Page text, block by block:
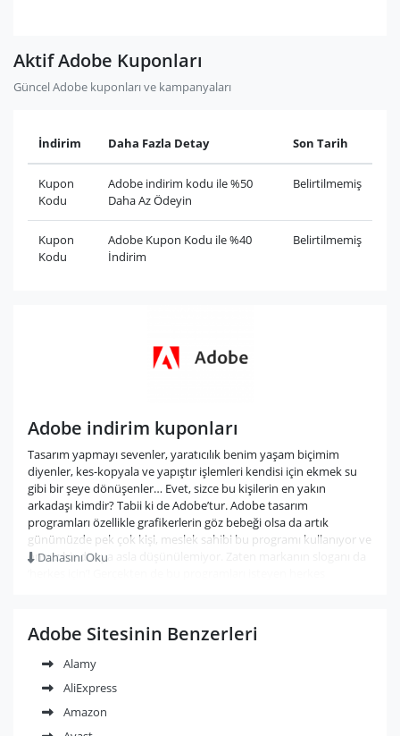
Aktif Adobe Kuponları
Güncel Adobe kuponları ve kampanyaları
İndirim Daha Fazla Detay Son Tarih
Kupon
Kodu
Adobe indirim kodu ile %50
Daha Az Ödeyin
Belirtilmemiş
Kupon
Kodu
Adobe Kupon Kodu ile %40
İndirim
Belirtilmemiş
Adobe indirim kuponları
Tasarım yapmayı sevenler, yaratıcılık benim yaşam biçimim
diyenler, kes-kopyala ve yapıştır işlemleri kendisi için ekmek su
gibi bir şeye dönüşenler… Evet, sizce bu kişilerin en yakın
arkadaşı kimdir? Tabii ki de Adobe’tur. Adobe tasarım
programları özellikle grafikerlerin göz bebeği olsa da artık
günümüzde pek çok kişi, meslek sahibi bu programı kullanıyor ve
onsuz bir dünya asla düşünülemiyor. Zaten markanın sloganı da
aslında Adobe her yerdedir. İşe giderken caddelerde gördüğünüz
kocaman billboardlarda, film ve tiyatro afişlerinde, video
kliplerde, birinden aldığınız kartvizitte, duvarınızda asılı olan
takvimde, çantanızda, cüzdanınızda her yerde ama her yerde
Adobe’u görebilirsiniz. Çünkü bu saydığımız şeyler ve çok daha
Dahasını Oku
Adobe Sitesinin Benzerleri
Alamy
AliExpress
Amazon